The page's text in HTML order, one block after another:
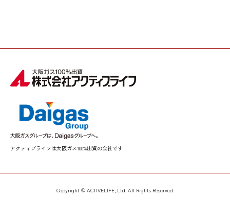
アクティブライフは大阪ガス100%出資の会社です
Copyright © ACTIVELIFE,.Ltd. All Rights Reserved.